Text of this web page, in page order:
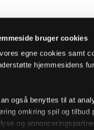
bruger cookies
egne cookies samt
hjemmesidens
også benyttes til at
omkring spil og tilbud
og